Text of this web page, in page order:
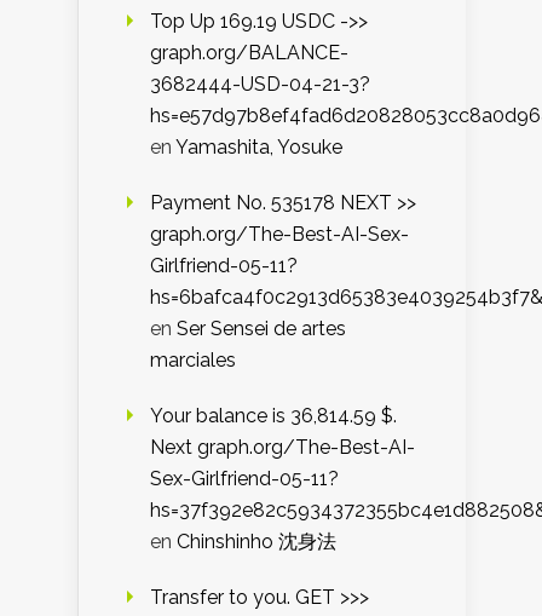
Top Up 169.19 USDC ->>
graph.org/BALANCE-
3682444-USD-04-21-3?
en Yamashita, Yosuke
Payment No. 535178 NEXT >>
graph.org/The-Best-AI-Sex-
Girlfriend-05-11?
hs=6bafca4f0c2913d65383e4039254b3f7&
en Ser Sensei de artes
marciales
Your balance is 36,814.59 $.
Next graph.org/The-Best-AI-
Sex-Girlfriend-05-11?
en Chinshinho 沈身法
Transfer to you. GET >>>